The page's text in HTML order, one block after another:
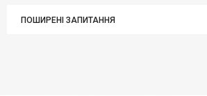
ПОШИРЕНІ ЗАПИТАННЯ